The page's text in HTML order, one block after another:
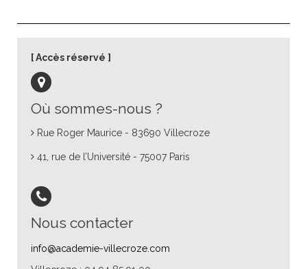
Où sommes-nous ?
Rue Roger Maurice - 83690 Villecroze
41, rue de l’Université - 75007 Paris
Nous contacter
info@academie-villecroze.com
Accès réservé